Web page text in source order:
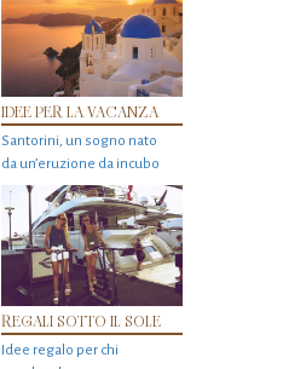
IDEE PER LA VACANZA
Santorini, un sogno nato
da un’eruzione da incubo
REGALI SOTTO IL SOLE
Idee regalo per chi